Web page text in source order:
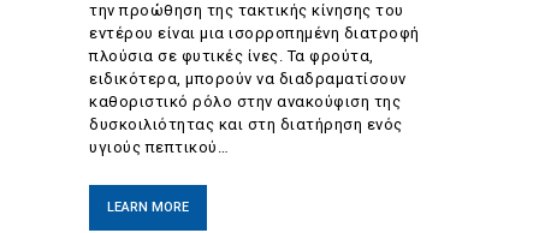
την προώθηση της τακτικής κίνησης του
εντέρου είναι μια ισορροπημένη διατροφή
πλούσια σε φυτικές ίνες. Τα φρούτα,
ειδικότερα, μπορούν να διαδραματίσουν
καθοριστικό ρόλο στην ανακούφιση της
δυσκοιλιότητας και στη διατήρηση ενός
υγιούς πεπτικού…
LEARN MORE